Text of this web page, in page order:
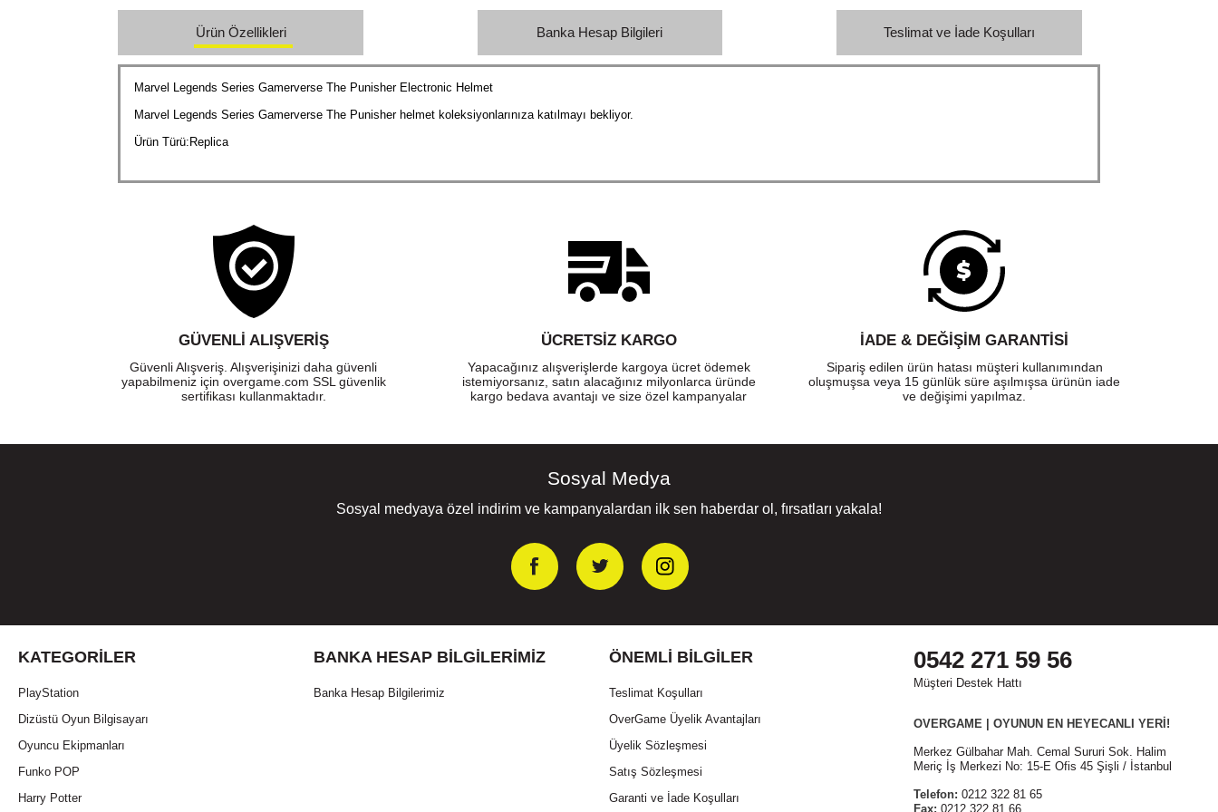
Ürün Özellikleri Banka Hesap Bilgileri Teslimat ve İade Koşulları
Marvel Legends Series Gamerverse The Punisher Electronic Helmet
Marvel Legends Series Gamerverse The Punisher helmet koleksiyonlarınıza katılmayı bekliyor.
Ürün Türü:Replica
GÜVENLI ALIŞVERIŞ
Güvenli Alışveriş. Alışverişinizi daha güvenli
yapabilmeniz için overgame.com SSL güvenlik
sertifikası kullanmaktadır.
ÜCRETSIZ KARGO
Yapacağınız alışverişlerde kargoya ücret ödemek
istemiyorsanız, satın alacağınız milyonlarca üründe
kargo bedava avantajı ve size özel kampanyalar
İADE & DEĞİŞİM GARANTİSİ
Sipariş edilen ürün hatası müşteri kullanımından
oluşmuşsa veya 15 günlük süre aşılmışsa ürünün iade
ve değişimi yapılmaz.
Sosyal Medya
Sosyal medyaya özel indirim ve kampanyalardan ilk sen haberdar ol, fırsatları yakala!
KATEGORILER
PlayStation
Dizüstü Oyun Bilgisayarı
Oyuncu Ekipmanları
Funko POP
Harry Potter
BANKA HESAP BILGILERIMIZ
Banka Hesap Bilgilerimiz
ÖNEMLI BILGILER
Teslimat Koşulları
OverGame Üyelik Avantajları
Üyelik Sözleşmesi
Satış Sözleşmesi
Garanti ve İade Koşulları
0542 271 59 56
Müşteri Destek Hattı
OVERGAME | OYUNUN EN HEYECANLI YERİ!
Merkez Gülbahar Mah. Cemal Sururi Sok. Halim
Meriç İş Merkezi No: 15-E Ofis 45 Şişli / İstanbul
Telefon: 0212 322 81 65
Fax: 0212 322 81 66